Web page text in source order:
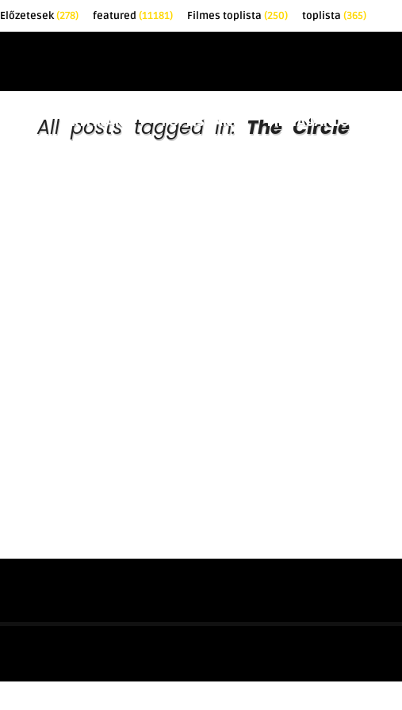
Előzetesek(278) featured (11181) Filmes toplista (250) toplista (365)
KRITIKÁK TOPLISTÁK FILMAJÁNLÓ
All posts tagged in: The Circle